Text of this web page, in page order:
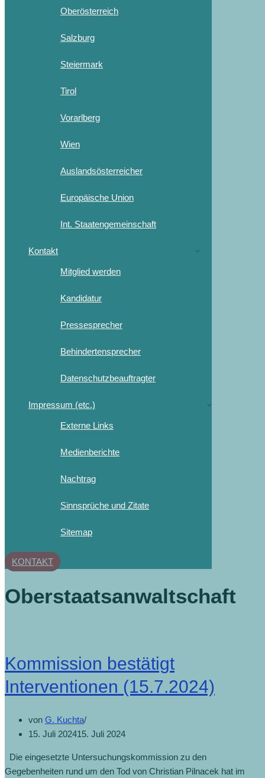
Oberösterreich
Salzburg
Steiermark
Tirol
Vorarlberg
Wien
Auslandsösterreicher
Europäische Union
Int. Staatengemeinschaft
Kontakt
Mitglied werden
Kandidatur
Pressesprecher
Behindertensprecher
Datenschutzbeauftragter
Impressum (etc.)
Externe Links
Medienberichte
Nachtrag
Sinnsprüche und Zitate
Sitemap
KONTAKT
Oberstaatsanwaltschaft
Kommission bestätigt
Interventionen (15.7.2024)
von G. Kuchta
15. Juli 202415. Juli 2024
Die eingesetzte Untersuchungskommission zu den
Gegebenheiten rund um den Tod von Christian Pilnacek hat im